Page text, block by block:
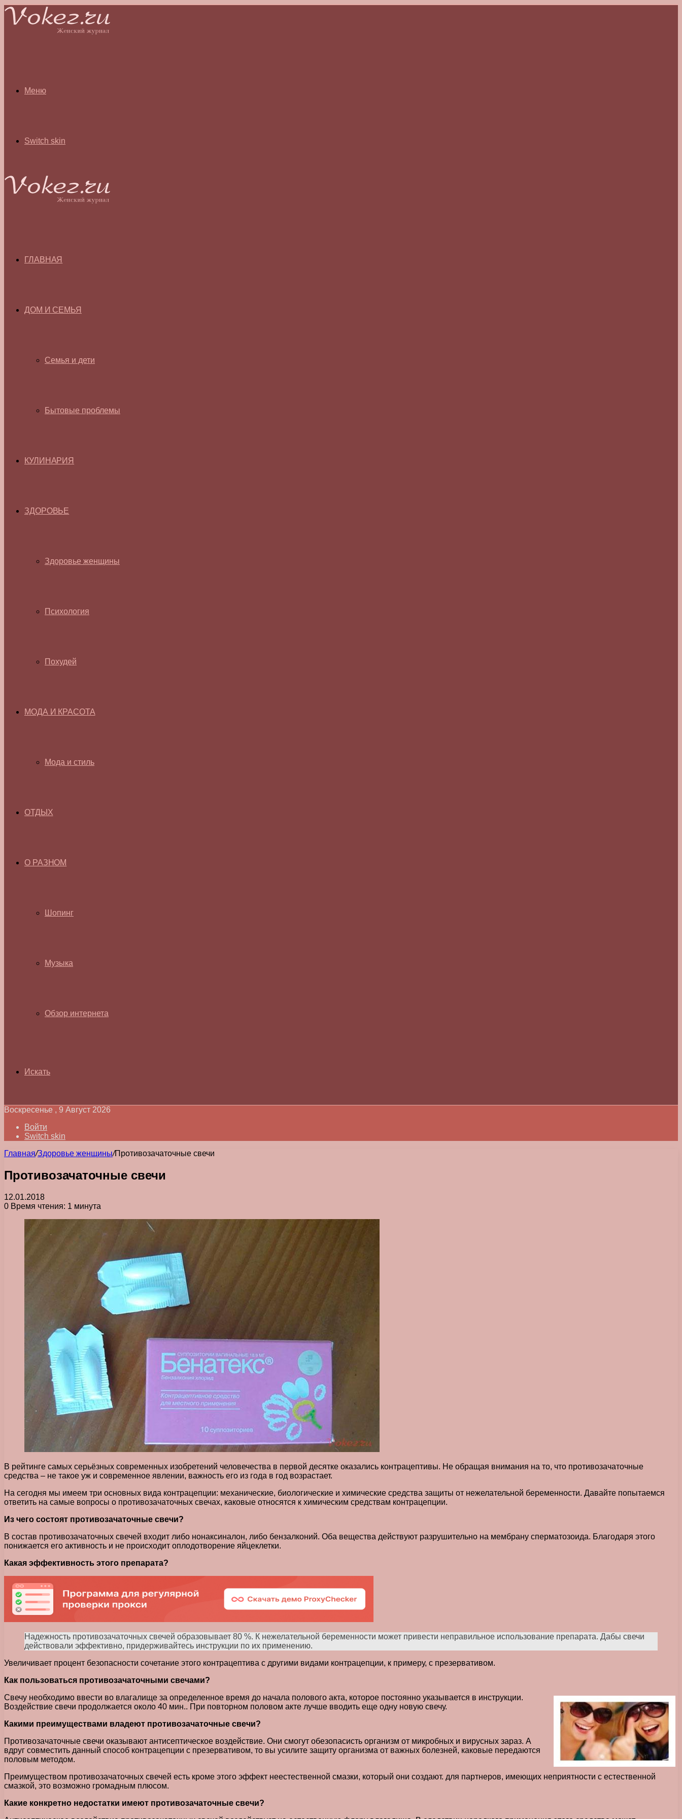
Меню
Switch skin
ГЛАВНАЯ
ДОМ И СЕМЬЯ
Семья и дети
Бытовые проблемы
КУЛИНАРИЯ
ЗДОРОВЬЕ
Здоровье женщины
Психология
Похудей
МОДА И КРАСОТА
Мода и стиль
ОТДЫХ
О РАЗНОМ
Шопинг
Музыка
Обзор интернета
Искать
Воскресенье , 9 Август 2026
Войти
Switch skin
Главная/Здоровье женщины/Противозачаточные свечи
Противозачаточные свечи
12.01.2018
0 Время чтения: 1 минута
В рейтинге самых серьёзных современных изобретений человечества в первой десятке оказались контрацептивы. Не обращая внимания на то, что противозачаточные
средства – не такое уж и современное явлении, важность его из года в год возрастает.
На сегодня мы имеем три основных вида контрацепции: механические, биологические и химические средства защиты от нежелательной беременности. Давайте попытаемся
ответить на самые вопросы о противозачаточных свечах, каковые относятся к химическим средствам контрацепции.
Из чего состоят противозачаточные свечи?
В состав противозачаточных свечей входит либо нонаксиналон, либо бензалконий. Оба вещества действуют разрушительно на мембрану сперматозоида. Благодаря этого
понижается его активность и не происходит оплодотворение яйцеклетки.
Какая эффективность этого препарата?
Надежность противозачаточных свечей образовывает 80 %. К нежелательной беременности может привести неправильное использование препарата. Дабы свечи
действовали эффективно, придерживайтесь инструкции по их применению.
Увеличивает процент безопасности сочетание этого контрацептива с другими видами контрацепции, к примеру, с презервативом.
Как пользоваться противозачаточными свечами?
Свечу необходимо ввести во влагалище за определенное время до начала полового акта, которое постоянно указывается в инструкции.
Воздействие свечи продолжается около 40 мин.. При повторном половом акте лучше вводить еще одну новую свечу.
Какими преимуществами владеют противозачаточные свечи?
Противозачаточные свечи оказывают антисептическое воздействие. Они смогут обезопасисть организм от микробных и вирусных зараз. А
вдруг совместить данный способ контрацепции с презервативом, то вы усилите защиту организма от важных болезней, каковые передаются
половым методом.
Преимуществом противозачаточных свечей есть кроме этого эффект неестественной смазки, который они создают. для партнеров, имеющих неприятности с естественной
смазкой, это возможно громадным плюсом.
Какие конкретно недостатки имеют противозачаточные свечи?